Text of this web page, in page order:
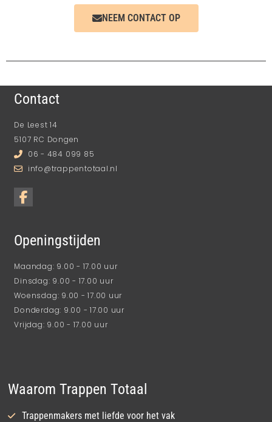
NEEM CONTACT OP
Contact
De Leest 14
5107 RC Dongen
06 - 484 099 85
info@trappentotaal.nl
Openingstijden
Maandag: 9.00 - 17.00 uur
Dinsdag: 9.00 - 17.00 uur
Woensdag: 9.00 - 17.00 uur
Donderdag: 9.00 - 17.00 uur
Vrijdag: 9.00 - 17.00 uur
Waarom Trappen Totaal
Trappenmakers met liefde voor het vak